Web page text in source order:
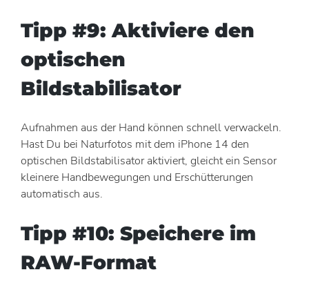
Tipp #9: Aktiviere den
optischen
Bildstabilisator
Aufnahmen aus der Hand können schnell verwackeln.
Hast Du bei Naturfotos mit dem iPhone 14 den
optischen Bildstabilisator aktiviert, gleicht ein Sensor
kleinere Handbewegungen und Erschütterungen
automatisch aus.
Tipp #10: Speichere im
RAW-Format